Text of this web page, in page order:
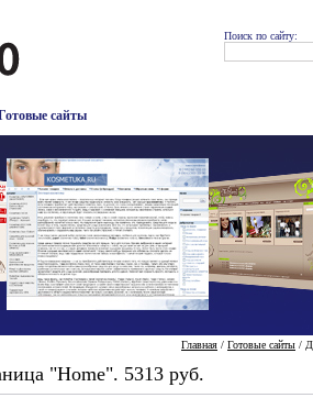
сайты
Поиск по сайту:
Главная / Готовые сайты /
"Home". 5313 руб.